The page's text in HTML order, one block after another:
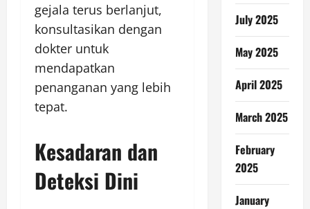
gejala terus berlanjut,
konsultasikan dengan
dokter untuk
mendapatkan
penanganan yang lebih
tepat.
Kesadaran dan
Deteksi Dini
July 2025
May 2025
April 2025
March 2025
February
2025
January